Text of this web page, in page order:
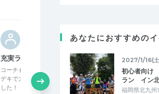
5.00
充実ランイベント
コーチも店員さんもカメラマンさんもシゴ
デキで大満足でした！ありがとうございま
した！
楽
こ
だ
KA
あなたにおすすめのイ
2027/1/16(
初心者向け
ラン イン
福岡県北九州